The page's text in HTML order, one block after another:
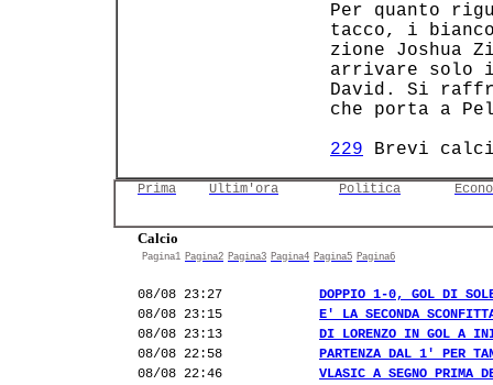
Per quanto
tacco, i
zione Joshua
arrivare solo
David. Si
che
229 Brevi
Prima Ultim'ora Politica
Calcio
Pagina1 Pagina2 Pagina3 Pagina4 Pagina5 Pagina6
08/08 23:27
DOPPIO 1-0, GOL DI
08/08 23:15
E' LA SECONDA
08/08 23:13
DI LORENZO IN GOL A
08/08 22:58
PARTENZA DAL 1' PER
08/08 22:46
VLASIC A SEGNO PRIMA